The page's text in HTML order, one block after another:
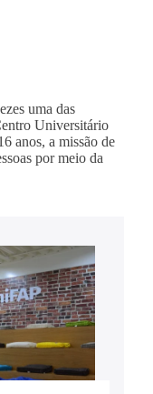
uma das
Universitário
anos, a missão de
por meio da